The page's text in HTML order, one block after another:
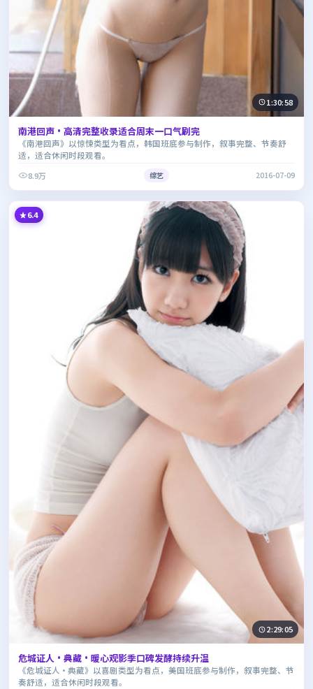
1:30:58
南港回声·高清完整收录适合周末一口气刷完
《南港回声》以惊悚类型为看点，韩国班底参与制作，叙事完整、节奏舒
适，适合休闲时段观看。
8.9万
综艺 2016-07-09
6.4
2:29:05
危城证人·典藏·暖心观影季口碑发酵持续升温
《危城证人·典藏》以喜剧类型为看点，美国班底参与制作，叙事完整、节
奏舒适，适合休闲时段观看。